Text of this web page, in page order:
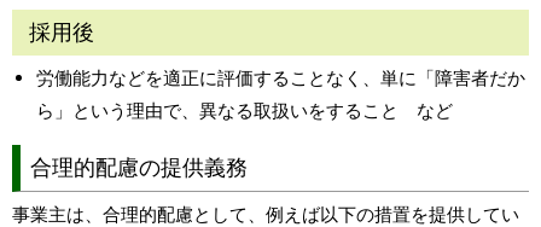
採用後
労働能力などを適正に評価することなく、単に「障害者だか
ら」という理由で、異なる取扱いをすること など
合理的配慮の提供義務
事業主は、合理的配慮として、例えば以下の措置を提供してい